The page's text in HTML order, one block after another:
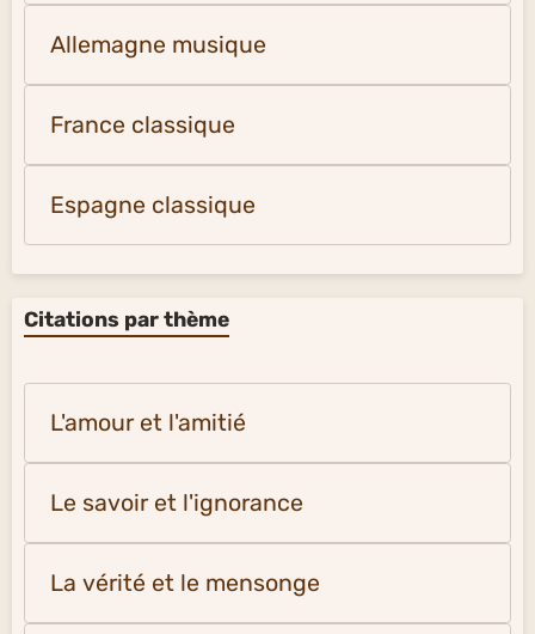
Allemagne musique
France classique
Espagne classique
Citations par thème
L'amour et l'amitié
Le savoir et l'ignorance
La vérité et le mensonge